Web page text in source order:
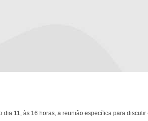
dia 11, às 16 horas, a reunião específica para